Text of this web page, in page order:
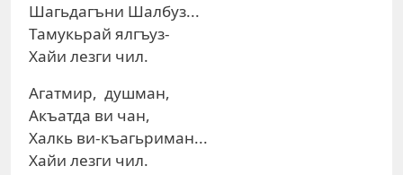
Шагьдагъни Шалбуз...
Тамукьрай ялгъуз-
Хайи лезги чил.
Агатмир, душман,
Акъатда ви чан,
Халкь ви-къагьриман...
Хайи лезги чил.